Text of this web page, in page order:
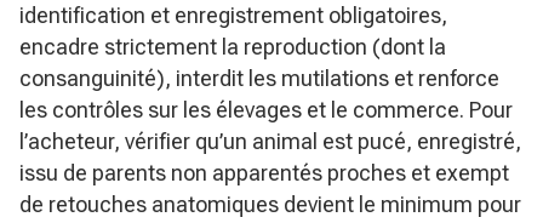
identification et enregistrement obligatoires,
encadre strictement la reproduction (dont la
consanguinité), interdit les mutilations et renforce
les contrôles sur les élevages et le commerce. Pour
l’acheteur, vérifier qu’un animal est pucé, enregistré,
issu de parents non apparentés proches et exempt
de retouches anatomiques devient le minimum pour